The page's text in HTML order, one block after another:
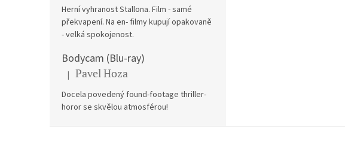
Herní vyhranost Stallona. Film - samé
překvapení. Na en- filmy kupují opakovaně
- velká spokojenost.
Bodycam (Blu-ray)
Hodnocení produktu je 5 z 5 hvězdiček.
| Pavel Hoza
Docela povedený found-footage thriller-
horor se skvělou atmosférou!